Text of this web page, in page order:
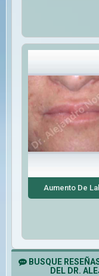
Aumento De
BUSQUE
DEL DR.